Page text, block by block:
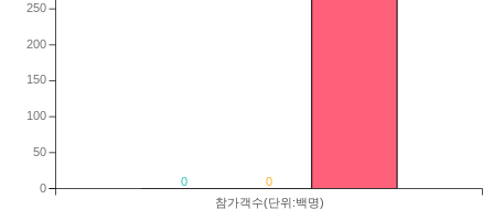
0 0
참가객수(단위:백명)
0
50
100
150
200
250